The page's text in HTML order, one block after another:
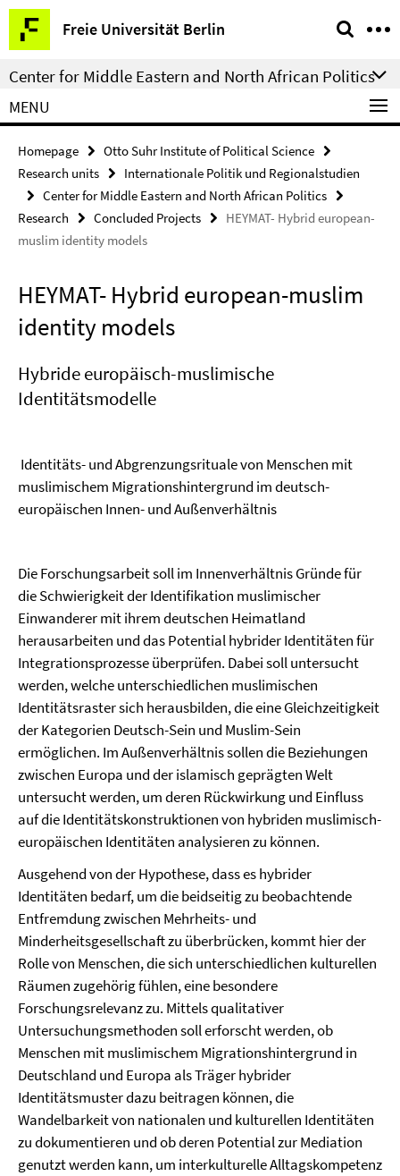
Springe
direkt
zu
Inhalt
Freie Universität Berlin
Service
Navigation
Center for Middle Eastern and North African Politics
MENU
Homepage
Otto Suhr Institute of Political Science
Research units
Internationale Politik und Regionalstudien
Center for Middle Eastern and North African Politics
Research
Concluded Projects
HEYMAT- Hybrid european-
muslim identity models
HEYMAT- Hybrid european-muslim
identity models
Hybride europäisch-muslimische
Identitätsmodelle
Identitäts- und Abgrenzungsrituale von Menschen mit
muslimischem Migrationshintergrund im deutsch-
europäischen Innen- und Außenverhältnis
Die Forschungsarbeit soll im Innenverhältnis Gründe für
die Schwierigkeit der Identifikation muslimischer
Einwanderer mit ihrem deutschen Heimatland
herausarbeiten und das Potential hybrider Identitäten für
Integrationsprozesse überprüfen. Dabei soll untersucht
werden, welche unterschiedlichen muslimischen
Identitätsraster sich herausbilden, die eine Gleichzeitigkeit
der Kategorien Deutsch-Sein und Muslim-Sein
ermöglichen. Im Außenverhältnis sollen die Beziehungen
zwischen Europa und der islamisch geprägten Welt
untersucht werden, um deren Rückwirkung und Einfluss
auf die Identitätskonstruktionen von hybriden muslimisch-
europäischen Identitäten analysieren zu können.
Ausgehend von der Hypothese, dass es hybrider
Identitäten bedarf, um die beidseitig zu beobachtende
Entfremdung zwischen Mehrheits- und
Minderheitsgesellschaft zu überbrücken, kommt hier der
Rolle von Menschen, die sich unterschiedlichen kulturellen
Räumen zugehörig fühlen, eine besondere
Forschungsrelevanz zu. Mittels qualitativer
Untersuchungsmethoden soll erforscht werden, ob
Menschen mit muslimischem Migrationshintergrund in
Deutschland und Europa als Träger hybrider
Identitätsmuster dazu beitragen können, die
Wandelbarkeit von nationalen und kulturellen Identitäten
zu dokumentieren und ob deren Potential zur Mediation
genutzt werden kann, um interkulturelle Alltagskompetenz